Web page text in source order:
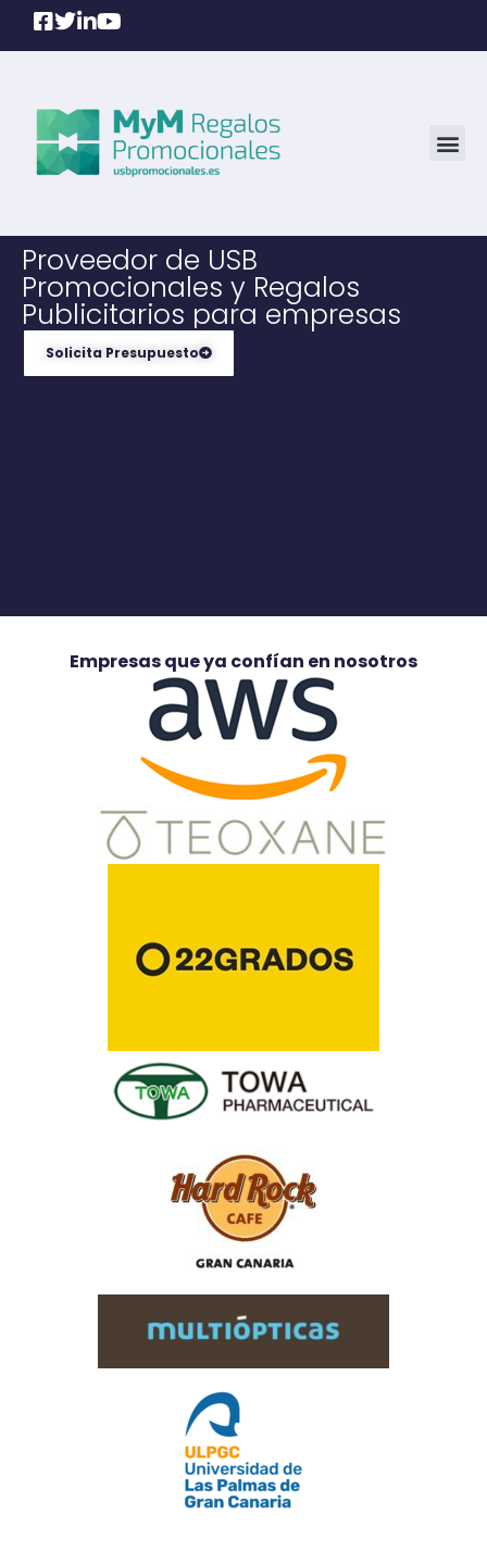
Proveedor de USB
Promocionales y Regalos
Publicitarios para empresas
Solicita Presupuesto
Empresas que ya confían en nosotros